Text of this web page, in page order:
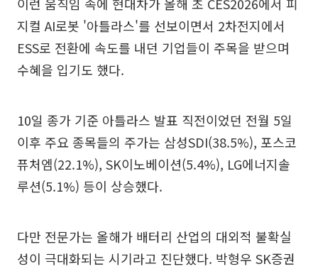
지컬 AI로봇 '아틀라스'를 선보이면서 2차전지에서
ESS로 전환에 속도를 내던 기업들이 주목을 받으며
수혜을 입기도 했다.
10일 종가 기준 아틀라스 발표 직전이었던 전월 5일
이후 주요 종목들의 주가는 삼성SDI(38.5%), 포스코
퓨처엠(22.1%), SK이노베이션(5.4%), LG에너지솔
루션(5.1%) 등이 상승했다.
다만 전문가는 올해가 배터리 산업의 대외적 불확실
성이 극대화되는 시기라고 진단했다. 박형우 SK증권